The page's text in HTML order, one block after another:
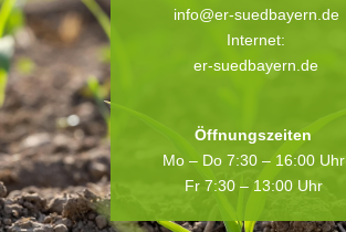
info@er-suedbayern.de
Internet:
er-suedbayern.de
Öffnungszeiten
Mo – Do 7:30 – 16:00 Uhr
Fr 7:30 – 13:00 Uhr